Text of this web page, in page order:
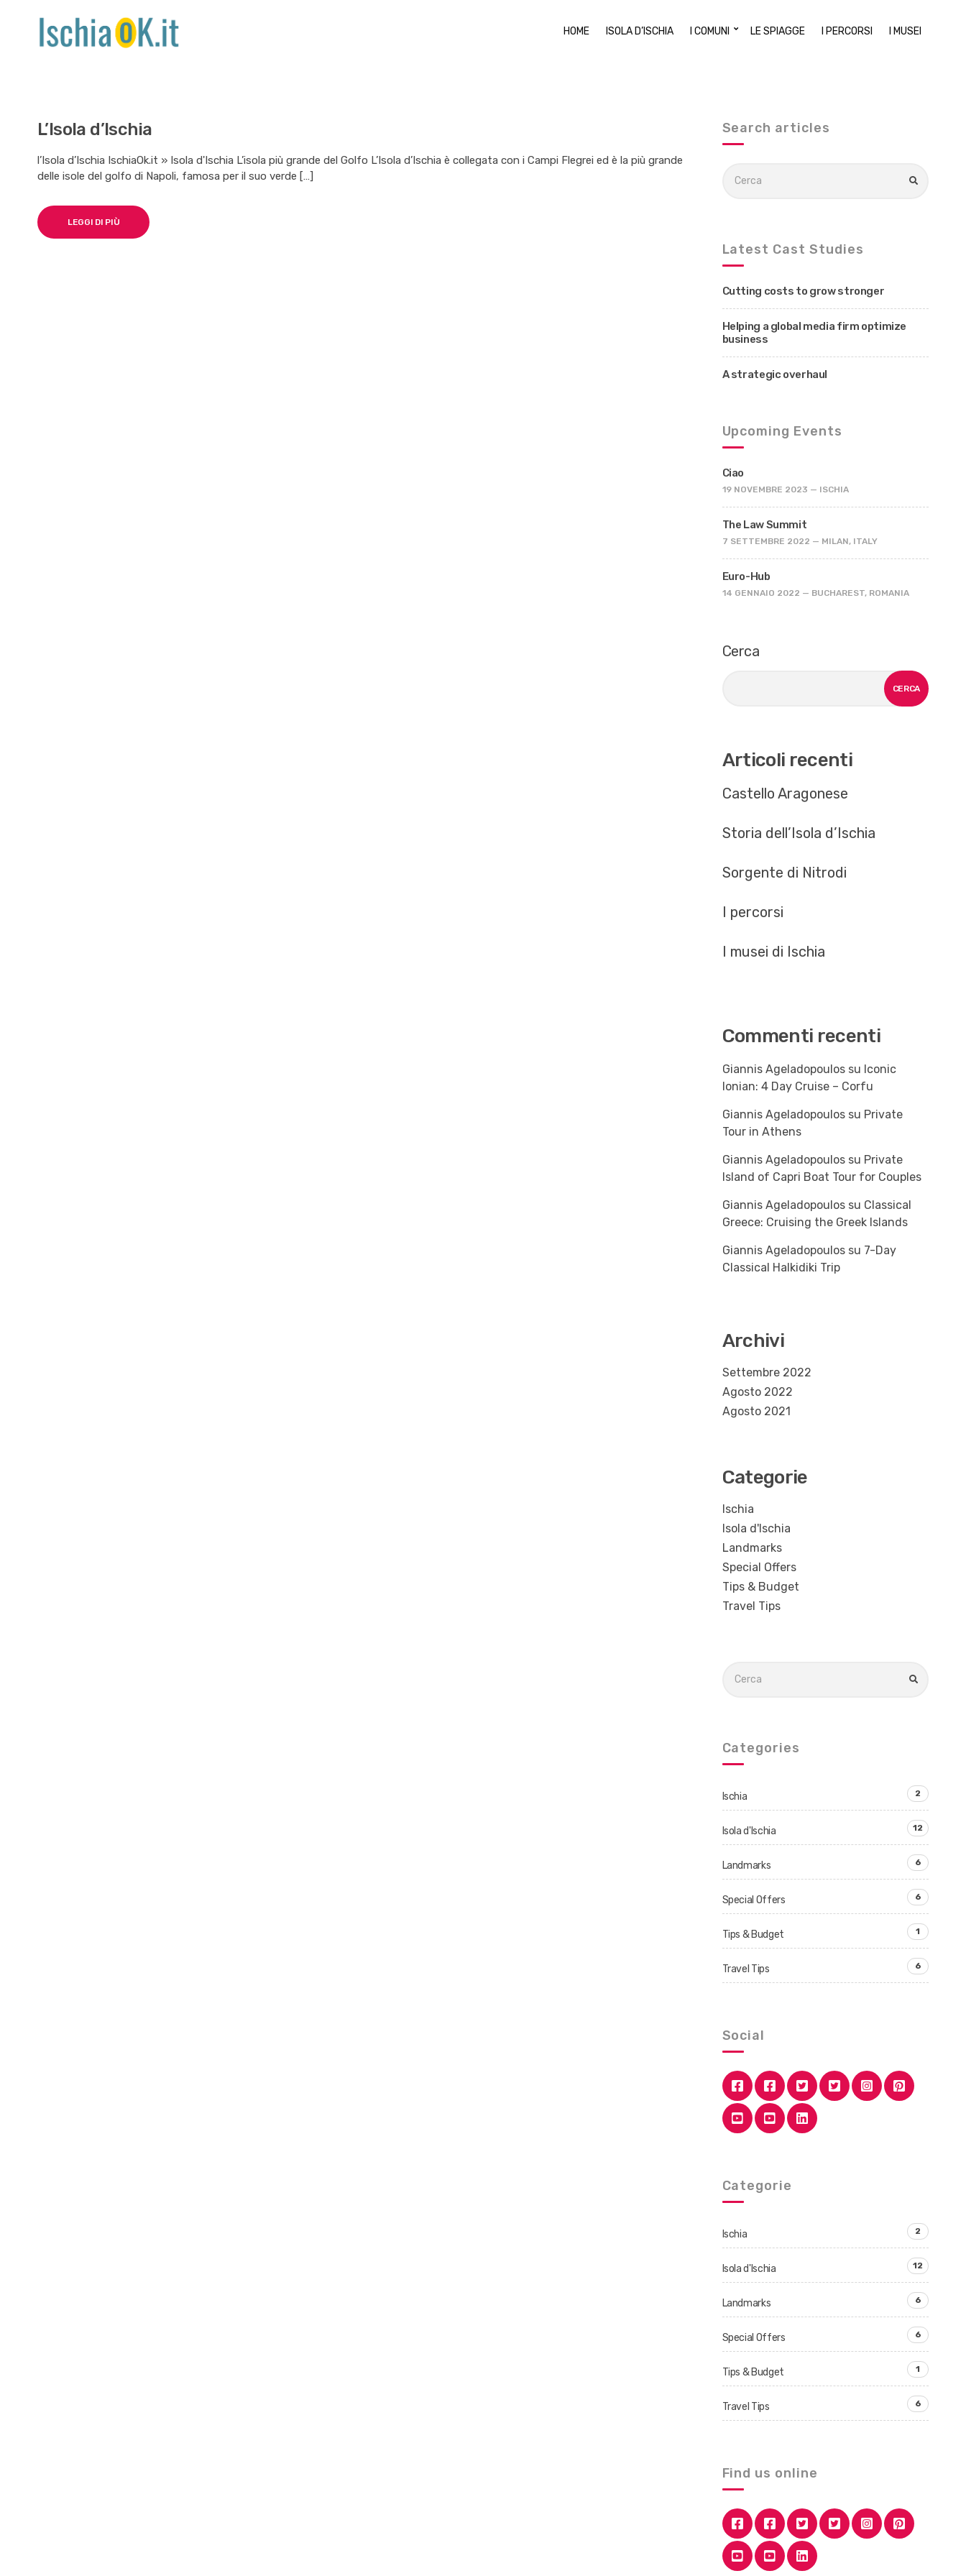
HOME ISOLA D’ISCHIA I COMUNI LE SPIAGGE I PERCORSI I MUSEI
L’Isola d’Ischia
l’Isola d’Ischia IschiaOk.it » Isola d'Ischia L’isola più grande del Golfo L’Isola d’Ischia è collegata con i Campi Flegrei ed è la più grande
delle isole del golfo di Napoli, famosa per il suo verde […]
LEGGI DI PIÙ
Search articles
e
r
:
E
Latest Cast Studies
Cutting costs to grow stronger
Helping a global media firm optimize
business
A strategic overhaul
Upcoming Events
Ciao
19 NOVEMBRE 2023 — ISCHIA
The Law Summit
7 SETTEMBRE 2022 — MILAN, ITALY
Euro-Hub
14 GENNAIO 2022 — BUCHAREST, ROMANIA
Cerca
CERCA
Articoli recenti
Castello Aragonese
Storia dell’Isola d’Ischia
Sorgente di Nitrodi
I percorsi
I musei di Ischia
Commenti recenti
Giannis Ageladopoulossu Iconic
Ionian: 4 Day Cruise – Corfu
Giannis Ageladopoulossu Private
Tour in Athens
Giannis Ageladopoulossu Private
Island of Capri Boat Tour for Couples
Giannis Ageladopoulossu Classical
Greece: Cruising the Greek Islands
Giannis Ageladopoulossu 7-Day
Classical Halkidiki Trip
Archivi
Settembre 2022
Agosto 2022
Agosto 2021
Categorie
Ischia
Isola d'Ischia
Landmarks
Special Offers
Tips & Budget
Travel Tips
e
r
:
E
Categories
Ischia 2
Isola d'Ischia 12
Landmarks 6
Special Offers 6
Tips & Budget 1
Travel Tips 6
Social
Categorie
Ischia 2
Isola d'Ischia 12
Landmarks 6
Special Offers 6
Tips & Budget 1
Travel Tips 6
Find us online